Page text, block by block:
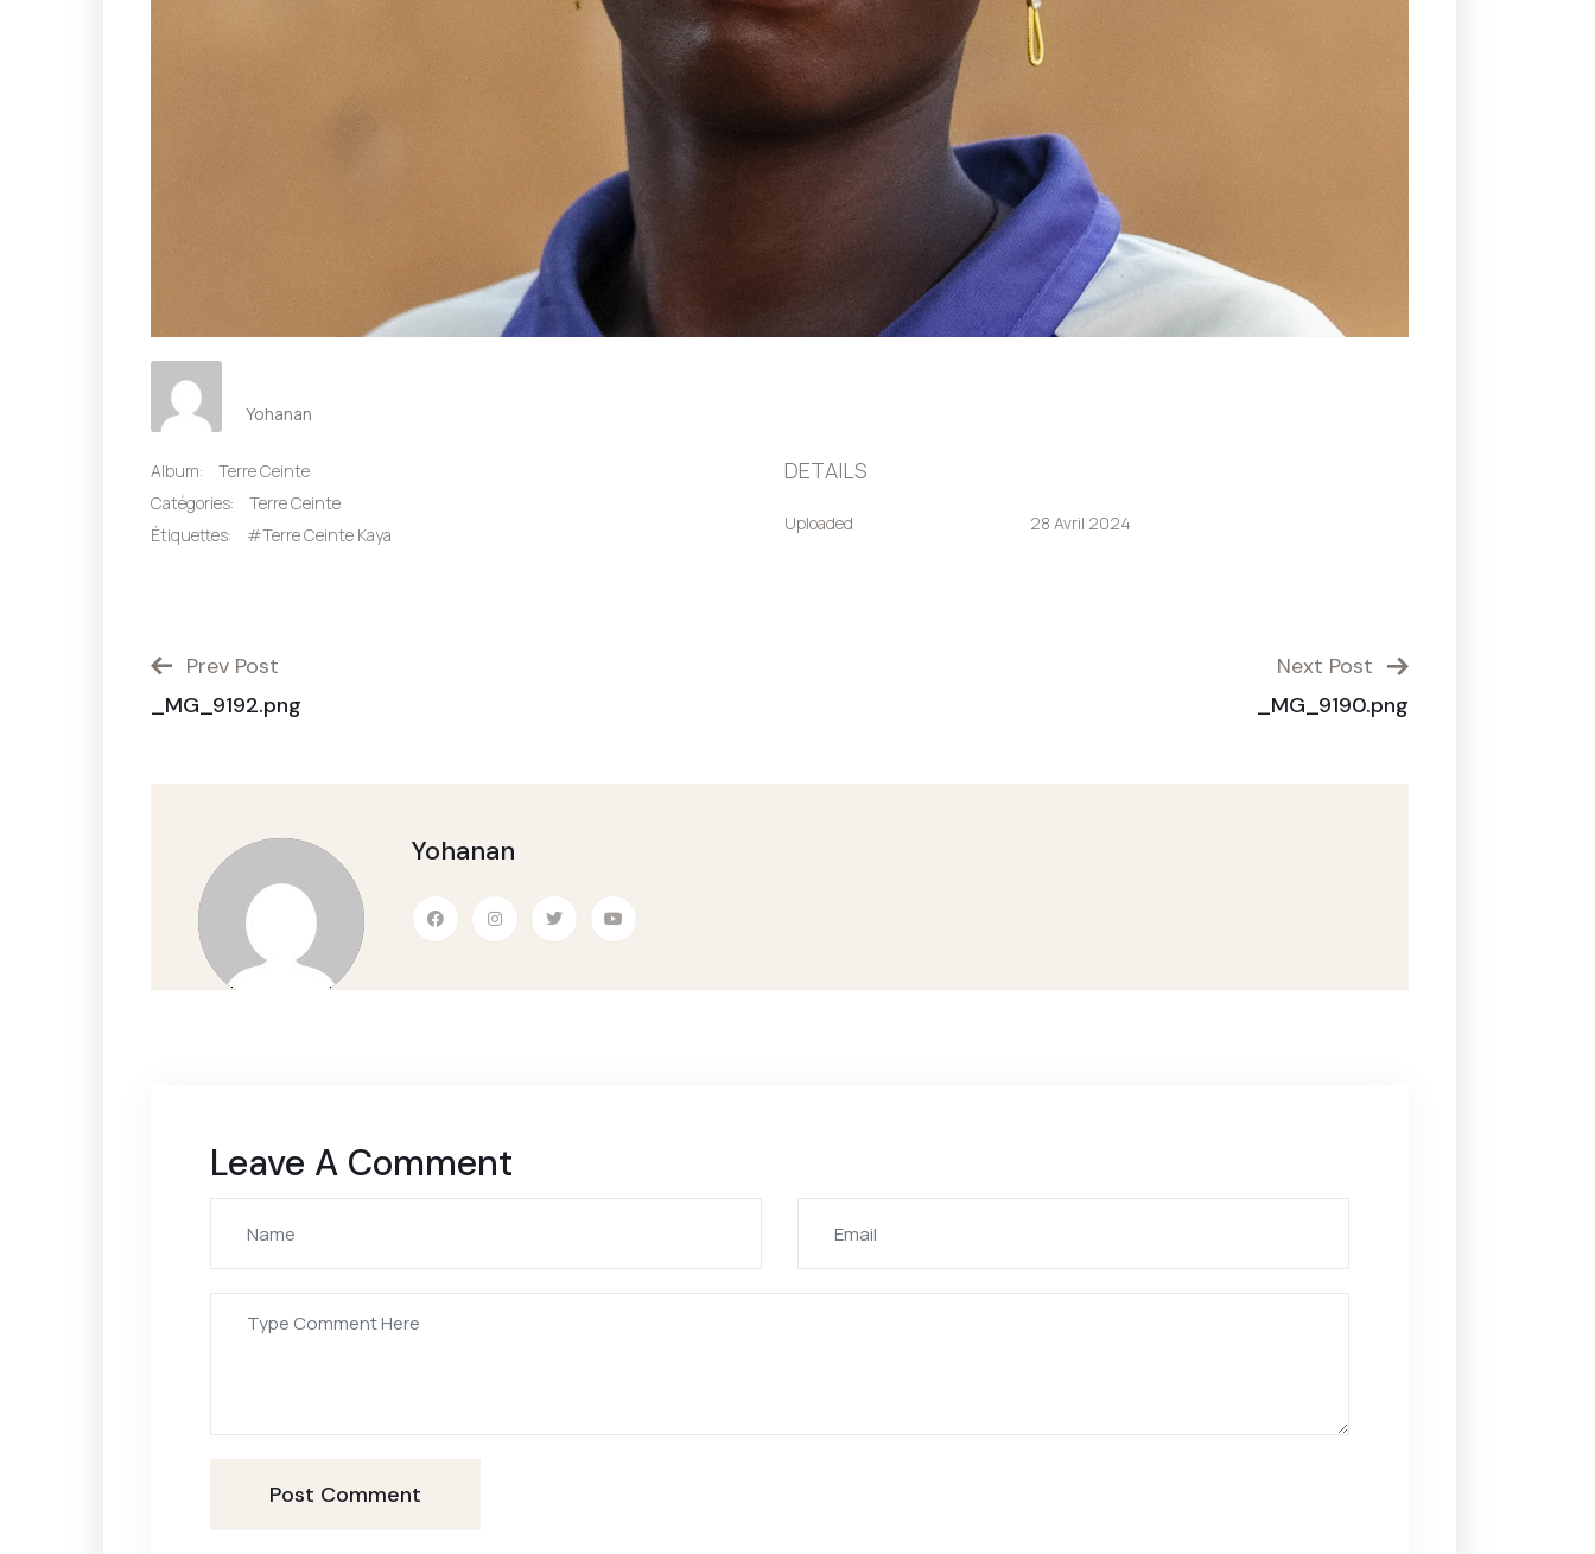
Yohanan
Album:
Terre Ceinte
Catégories:
Terre Ceinte
Étiquettes:
#Terre Ceinte Kaya
DETAILS
Uploaded 28 Avril 2024
Prev Post
_MG_9192.png
Next Post
_MG_9190.png
Yohanan
Leave A Comment
Post Comment